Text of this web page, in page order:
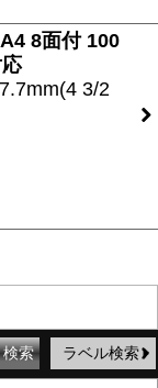
8面付 100
3/2
ラベル検索